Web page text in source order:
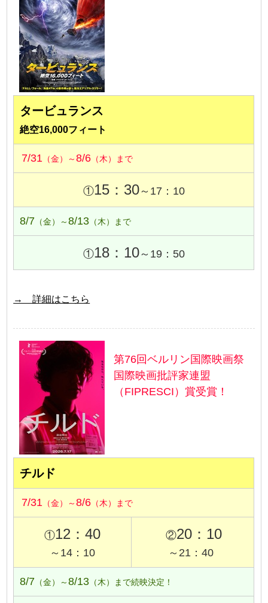
タービュランス
絶空16,000フィート
7/31 （金）～8/6 （木）まで
①15：30～17：10
8/7 （金）～8/13 （木）まで
①18：10～19：50
→ 詳細はこちら
第76回ベルリン国際映画祭
国際映画批評家連盟
（FIPRESCI）賞受賞！
チルド
7/31 （金）～8/6 （木）まで
①12：40
～14：10
②20：10
～21：40
8/7 （金）～8/13 （木）まで続映決定！